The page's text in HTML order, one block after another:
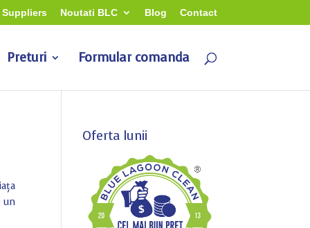
Suppliers Noutati BLC Blog Contact
Preturi Formular comanda
un
Oferta lunii